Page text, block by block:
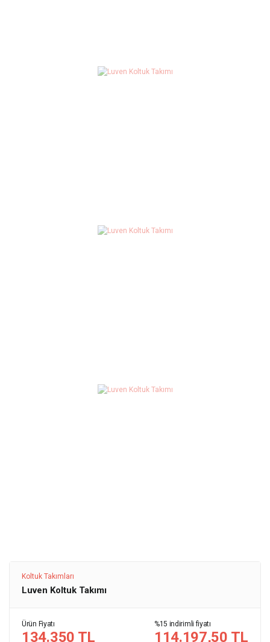
Koltuk Takımları
Luven Koltuk Takımı
Ürün Fiyatı
134.350 TL
%15 indirimli fiyatı
114.197,50 TL